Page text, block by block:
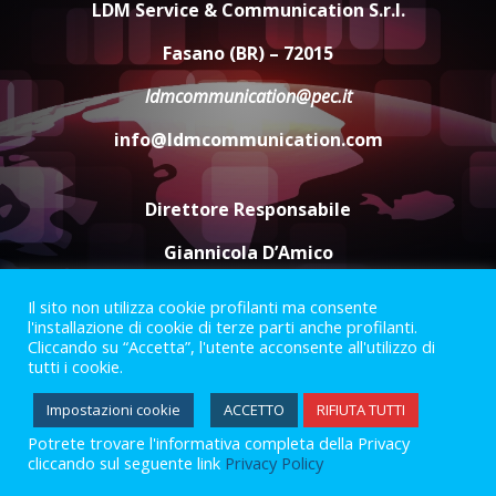
universitari del bando “La strada
8 Agosto 2026 07:15
“I Contestatori: Musica di
Rivoluzione”: nuovo
appuntamento con “Fasano in
Banda”
7 Agosto 2026 06:05
LDM Service & Communication S.r.l.
Fasano (BR) – 72015
ldmcommunication@pec.it
info@ldmcommunication.com
Direttore Responsabile
Giannicola D’Amico
Termini e Condizioni
Privacy Policy
Informazioni Legali
Facebook
Instagram
Youtube
2023 © Gofasano|Powered byCreativestudio
Il sito non utilizza cookie profilanti ma consente
l'installazione di cookie di terze parti anche profilanti.
Cliccando su “Accetta”, l'utente acconsente all'utilizzo di
tutti i cookie.
Impostazioni cookie ACCETTO RIFIUTA TUTTI
Potrete trovare l'informativa completa della Privacy
cliccando sul seguente link Privacy Policy